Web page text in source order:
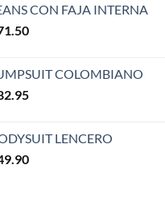
CON FAJA INTERNA
COLOMBIANO
LENCERO